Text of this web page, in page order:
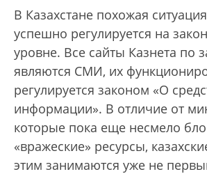
В Казахстане похожая
успешно регулируется на
уровне. Все сайты Казнета по
являются СМИ, их
регулируется законом «О
информации». В отличие от
которые пока еще несмело
«вражеские» ресурсы,
этим занимаются уже не